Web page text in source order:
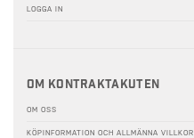
LOGGA IN
Om Kontraktakuten
OM OSS
KÖPINFORMATION OCH ALLMÄNNA VILLKOR